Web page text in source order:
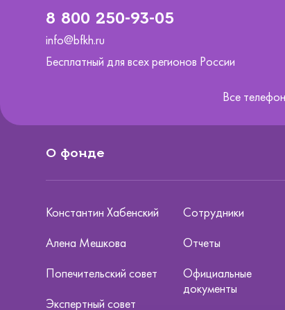
8 800 250-93-05
info@bfkh.ru
Бесплатный для всех регионов России
Все
О фонде
Константин Хабенский
Алена Мешкова
Попечительский совет
Экспертный совет
Сотрудники
Отчеты
Официальные
документы